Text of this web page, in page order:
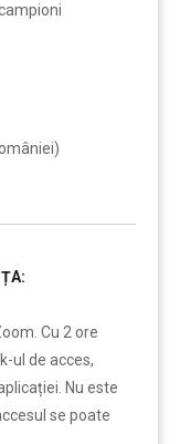
Cu 2 ore
ul de acces,
Nu este
se poate